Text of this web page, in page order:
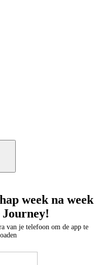
week na week
van je telefoon om de app te